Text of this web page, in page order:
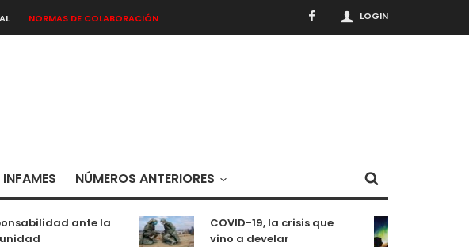
LOGIN
NORMAS DE COLABORACIÓN
NÚMEROS ANTERIORES
ante la
COVID-19, la crisis que
vino a develar